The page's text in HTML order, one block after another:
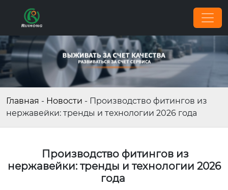
Главная - Новости - Производство фитингов из
нержавейки: тренды и технологии 2026 года
Производство фитингов из
нержавейки: тренды и технологии 2026
года